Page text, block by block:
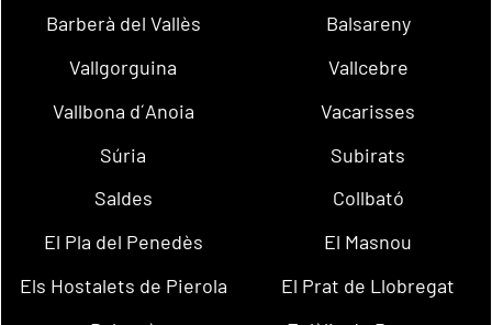
Barberà del Vallès
Balsareny
Vallgorguina
Vallcebre
Vallbona d´Anoia
Vacarisses
Súria
Subirats
Saldes
Collbató
El Pla del Penedès
El Masnou
Els Hostalets de Pierola
El Prat de Llobregat